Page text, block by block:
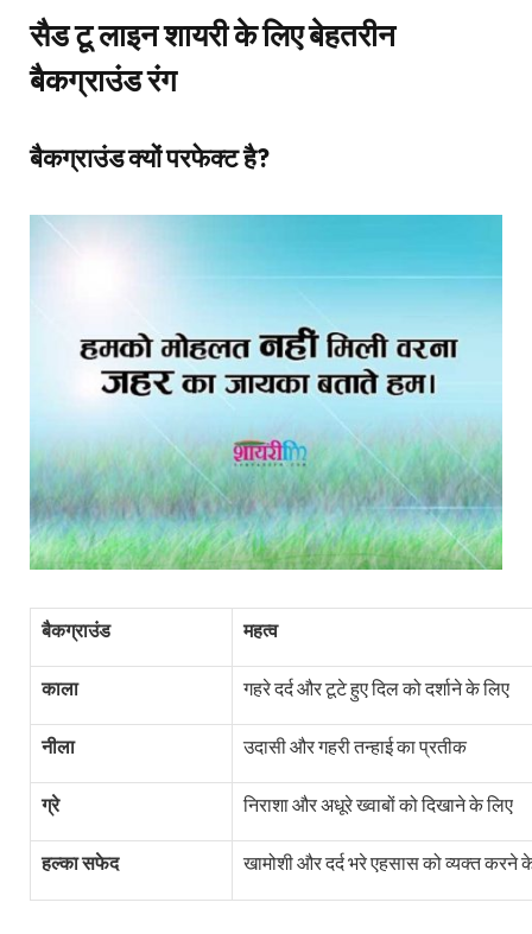
सैड टू लाइन शायरी के लिए बेहतरीन
बैकग्राउंड रंग
बैकग्राउंड क्यों परफेक्ट है?
बैकग्राउंड महत्व
काला गहरे दर्द और टूटे हुए दिल को दर्शाने के लिए
नीला उदासी और गहरी तन्हाई का प्रतीक
ग्रे निराशा और अधूरे ख्वाबों को दिखाने के लिए
हल्का सफेद खामोशी और दर्द भरे एहसास को व्यक्त करने